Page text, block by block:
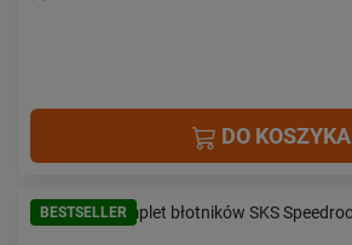
DO KOSZYKA
BESTSELLER